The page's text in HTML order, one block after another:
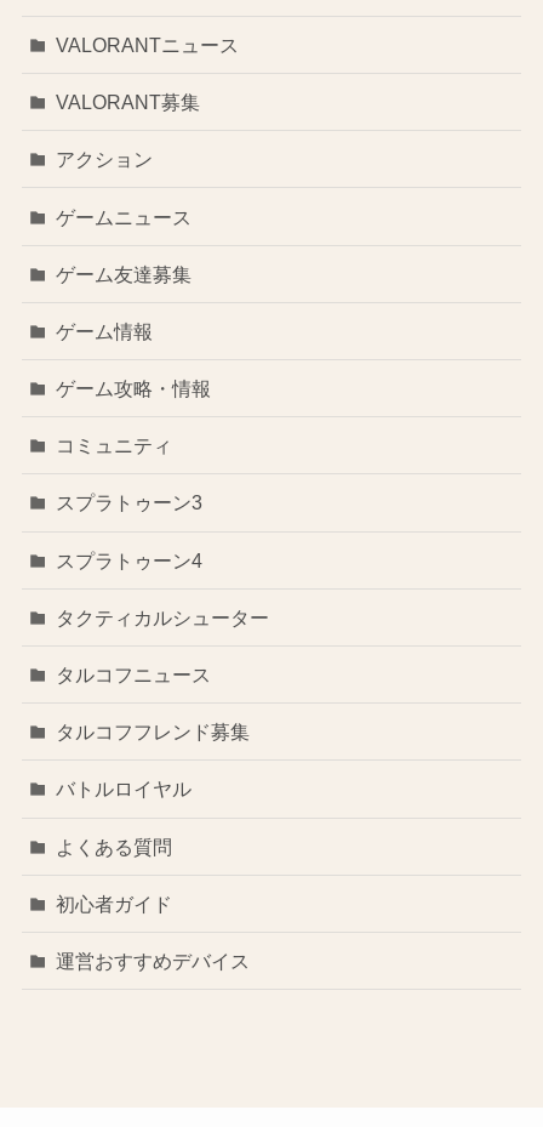
VALORANTニュース
VALORANT募集
アクション
ゲームニュース
ゲーム友達募集
ゲーム情報
ゲーム攻略・情報
コミュニティ
スプラトゥーン3
スプラトゥーン4
タクティカルシューター
タルコフニュース
タルコフフレンド募集
バトルロイヤル
よくある質問
初心者ガイド
運営おすすめデバイス